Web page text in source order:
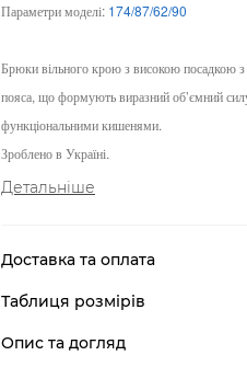
Параметри моделі: 174/87/62/90
Брюки вільного крою з високою посадкою
пояса, що формують виразний об’ємний
функціональними кишенями.
Зроблено в Україні.
Детальніше
Доставка та оплата
Таблиця розмірів
Опис та догляд